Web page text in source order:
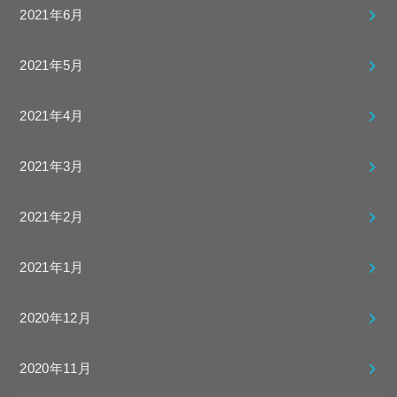
2021年6月
2021年5月
2021年4月
2021年3月
2021年2月
2021年1月
2020年12月
2020年11月